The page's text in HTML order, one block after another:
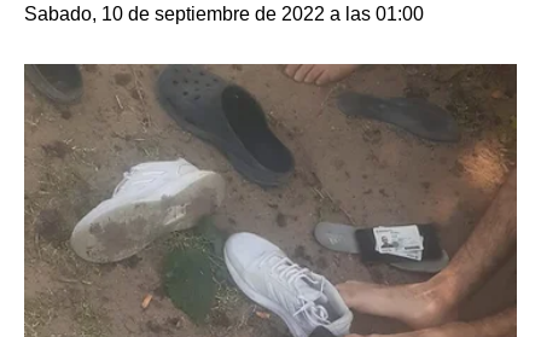
Sabado, 10 de septiembre de 2022 a las 01:00